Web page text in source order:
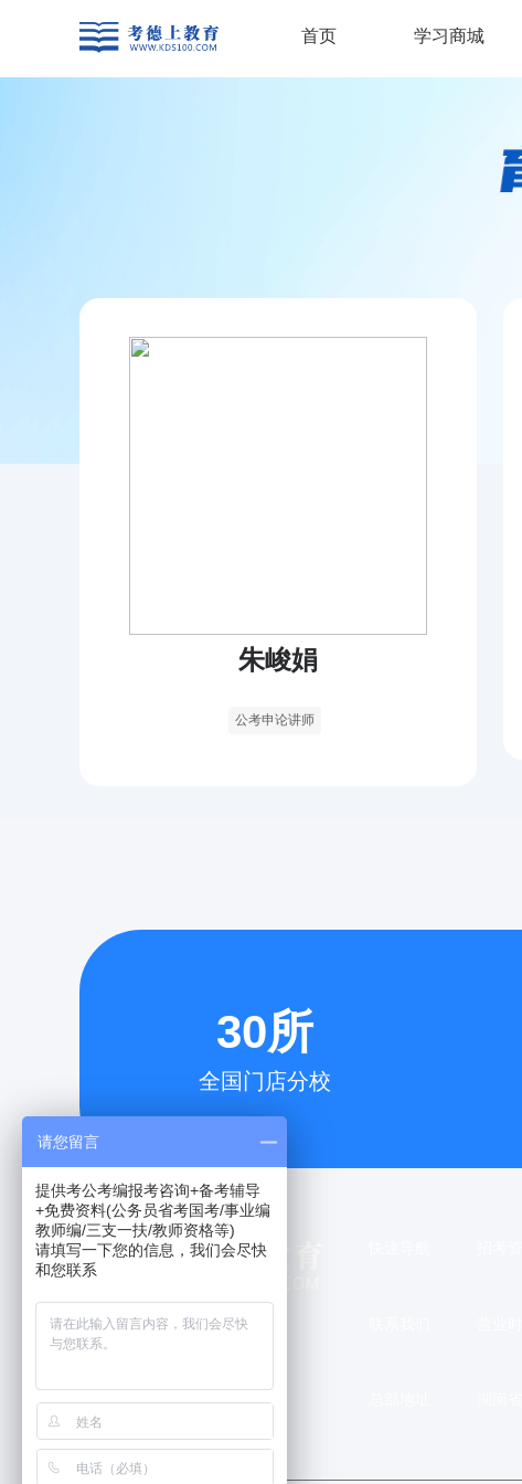
首页 学习商城
朱峻娟
公考申论讲师
30所
全国门店分校
请您留言
提供考公考编报考咨询+备考辅导
+免费资料(公务员省考国考/事业编
教师编/三支一扶/教师资格等)
请填写一下您的信息，我们会尽快
和您联系